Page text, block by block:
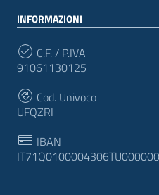
INFORMAZIONI
C.F. / P.IVA
91061130125
Cod. Univoco
UFQZRI
IBAN